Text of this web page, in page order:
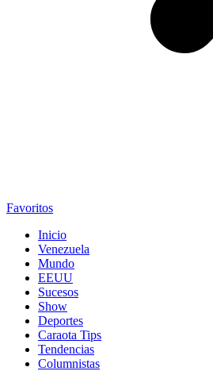
Favoritos
Inicio
Venezuela
Mundo
EEUU
Sucesos
Show
Deportes
Caraota Tips
Tendencias
Columnistas